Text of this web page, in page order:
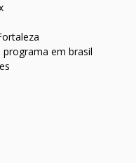
em brasil